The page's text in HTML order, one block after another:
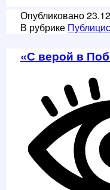
Опубликовано
В рубрике
«С верой в